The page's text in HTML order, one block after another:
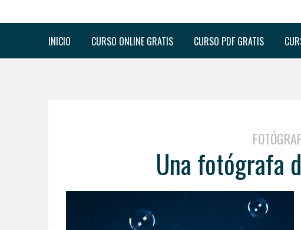
INICIO CURSO ONLINE GRATIS CURSO PDF GRATIS
Una fotógrafa